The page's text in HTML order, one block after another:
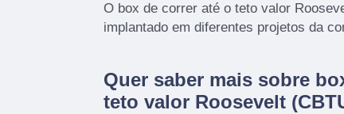
O box de correr até o teto valor
implantado em diferentes projetos da
Quer saber mais sobre
teto valor Roosevelt